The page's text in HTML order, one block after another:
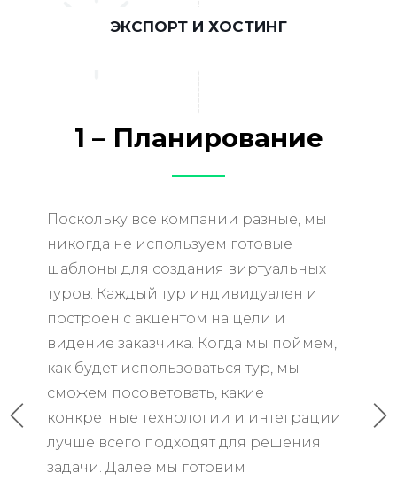
ЭКСПОРТ И ХОСТИНГ
1 – Планирование
Поскольку все компании разные, мы
никогда не используем готовые
шаблоны для создания виртуальных
туров. Каждый тур индивидуален и
построен с акцентом на цели и
видение заказчика. Когда мы поймем,
как будет использоваться тур, мы
сможем посоветовать, какие
конкретные технологии и интеграции
лучше всего подходят для решения
задачи. Далее мы готовим